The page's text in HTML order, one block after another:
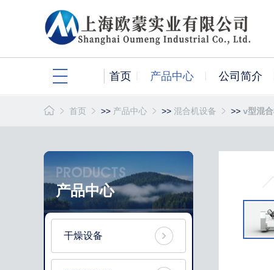
首页 产品中心 公司简介
首页 >> 产品中心 >> 混合机设备 >> v型混
PRODUCTS
产品中心
干燥设备